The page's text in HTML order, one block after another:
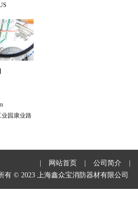
园康业路
网站首页 公司简介
有 © 2023 上海鑫众宝消防器材有限公